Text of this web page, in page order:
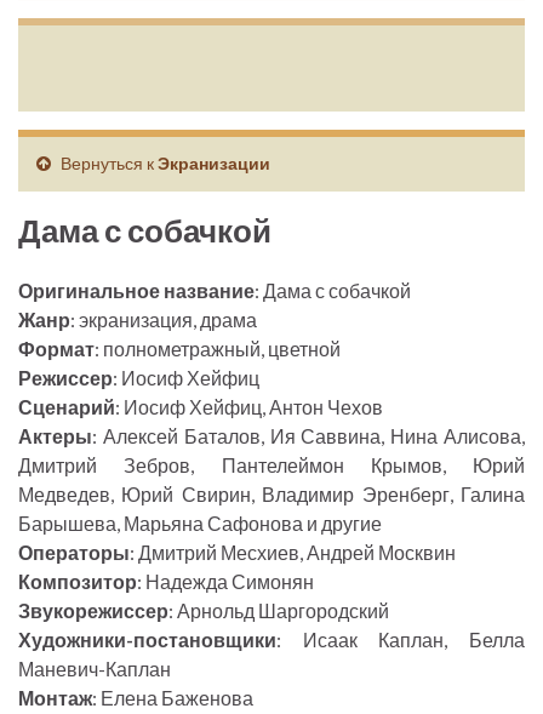
Вернуться кЭкранизации
Дама с собачкой
Оригинальное название: Дама с собачкой
Жанр: экранизация, драма
Формат: полнометражный, цветной
Режиссер: Иосиф Хейфиц
Сценарий: Иосиф Хейфиц, Антон Чехов
Актеры: Алексей Баталов, Ия Саввина, Нина Алисова,
Дмитрий Зебров, Пантелеймон Крымов, Юрий
Медведев, Юрий Свирин, Владимир Эренберг, Галина
Барышева, Марьяна Сафонова и другие
Операторы: Дмитрий Месхиев, Андрей Москвин
Композитор: Надежда Симонян
Звукорежиссер: Арнольд Шаргородский
Художники-постановщики: Исаак Каплан, Белла
Маневич-Каплан
Монтаж: Елена Баженова